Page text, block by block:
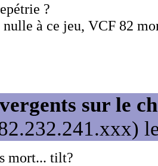
?
à ce jeu, VCF 82
sur le
mort... tilt?